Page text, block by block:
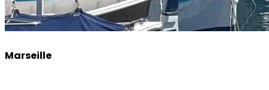
Marseille